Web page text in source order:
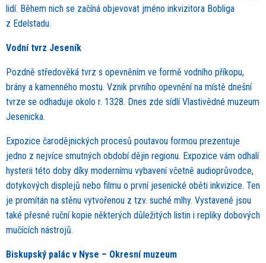
lidí. Během nich se začíná objevovat jméno inkvizitora Bobliga
z Edelstadu.
Vodní tvrz Jeseník
Pozdně středověká tvrz s opevněním ve formě vodního příkopu,
brány a kamenného mostu. Vznik prvního opevnění na místě dnešní
tvrze se odhaduje okolo r. 1328. Dnes zde sídlí Vlastivědné muzeum
Jesenicka.
Expozice čarodějnických procesů poutavou formou prezentuje
jedno z nejvíce smutných období dějin regionu. Expozice vám odhalí
hysterii této doby díky modernímu vybavení včetně audioprůvodce,
dotykových displejů nebo filmu o první jesenické oběti inkvizice. Ten
je promítán na stěnu vytvořenou z tzv. suché mlhy. Vystavené jsou
také přesné ruční kopie některých důležitých listin i repliky dobových
mučících nástrojů.
Biskupský palác v Nyse – Okresní muzeum